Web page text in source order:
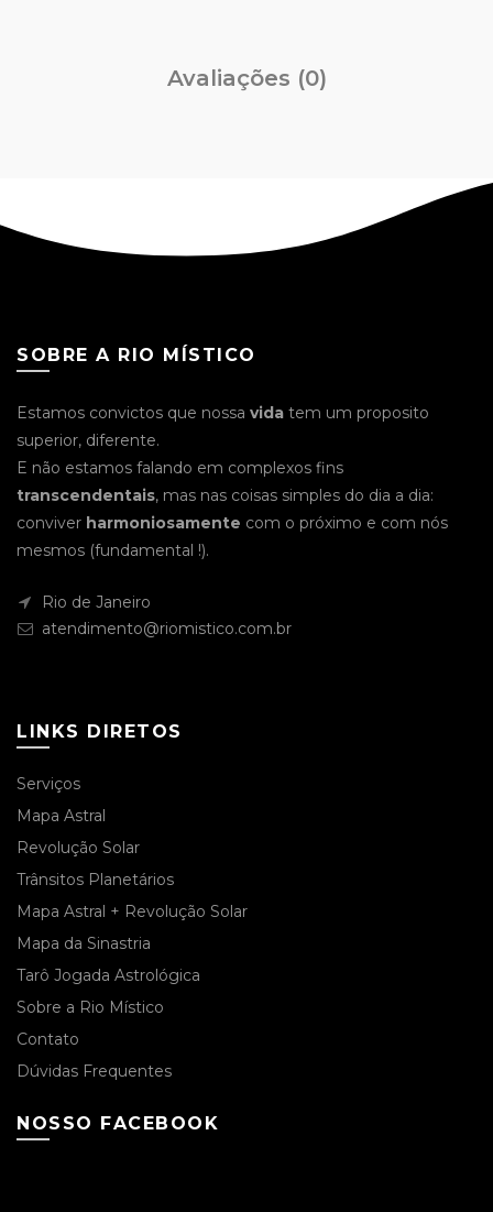
Avaliações (0)
SOBRE A RIO MÍSTICO
Estamos convictos que nossa vida tem um proposito
superior, diferente.
E não estamos falando em complexos fins
transcendentais, mas nas coisas simples do dia a dia:
conviver harmoniosamente com o próximo e com nós
mesmos (fundamental !).
Rio de Janeiro
atendimento@riomistico.com.br
LINKS DIRETOS
Serviços
Mapa Astral
Revolução Solar
Trânsitos Planetários
Mapa Astral + Revolução Solar
Mapa da Sinastria
Tarô Jogada Astrológica
Sobre a Rio Místico
Contato
Dúvidas Frequentes
NOSSO FACEBOOK